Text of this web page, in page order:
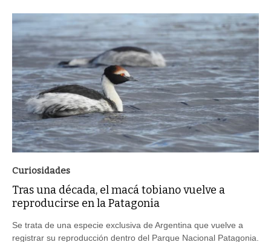
Curiosidades
Tras una década, el macá tobiano vuelve a
reproducirse en la Patagonia
Se trata de una especie exclusiva de Argentina que vuelve a
registrar su reproducción dentro del Parque Nacional Patagonia.